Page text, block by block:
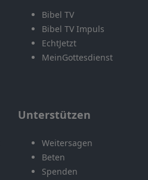
Bibel TV
Bibel TV Impuls
EchtJetzt
MeinGottesdienst
Unterstützen
Weitersagen
Beten
Spenden